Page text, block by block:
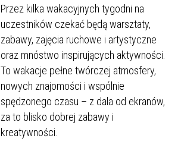
Przez kilka wakacyjnych tygodni na
uczestników czekać będą warsztaty,
zabawy, zajęcia ruchowe i artystyczne
oraz mnóstwo inspirujących aktywności.
To wakacje pełne twórczej atmosfery,
nowych znajomości i wspólnie
spędzonego czasu – z dala od ekranów,
za to blisko dobrej zabawy i
kreatywności.